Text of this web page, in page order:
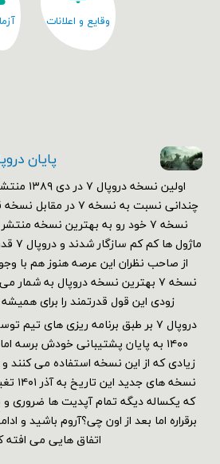
وقایع و اعلانات
پایان
اولین
نسخه ۷ خود رو به بهترین نسخه
ماژول
نسخه ۷ بهترین نسخه دروپال به
زودی این قول قدرتمند را برای
دروپال ۷ بر طبق برنامه ریزی های تیم
۱۴۰۰ به پایان پشتیبانی خودش برسه
زیادی که از این نسخه استفاده می کنند و
نسخه
که یکساله دیگه تمام آپدیت ها ضروری
اتفاق هایی می افته